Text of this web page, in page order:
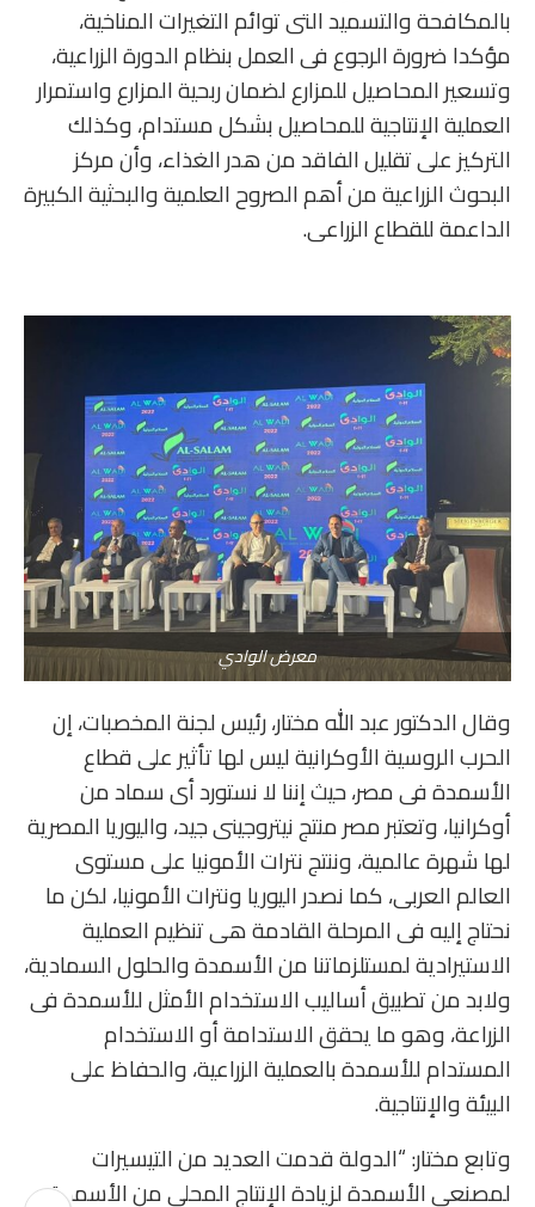
بالمكافحة والتسميد التى توائم التغيرات المناخية،
مؤكدا ضرورة الرجوع فى العمل بنظام الدورة الزراعية،
وتسعير المحاصيل للمزارع لضمان ربحية المزارع واستمرار
العملية الإنتاجية للمحاصيل بشكل مستدام، وكذلك
التركيز على تقليل الفاقد من هدر الغذاء، وأن مركز
البحوث الزراعية من أهم الصروح العلمية والبحثية الكبيرة
الداعمة للقطاع الزراعى.
معرض الوادي
وقال الدكتور عبد الله مختار، رئيس لجنة المخصبات، إن
الحرب الروسية الأوكرانية ليس لها تأثير على قطاع
الأسمدة فى مصر، حيث إننا لا نستورد أى سماد من
أوكرانيا، وتعتبر مصر منتج نيتروجينى جيد، واليوريا المصرية
لها شهرة عالمية، وننتج نترات الأمونيا على مستوى
العالم العربى، كما نصدر اليوريا ونترات الأمونيا، لكن ما
نحتاج إليه فى المرحلة القادمة هى تنظيم العملية
الاستيرادية لمستلزماتنا من الأسمدة والحلول السمادية،
ولابد من تطبيق أساليب الاستخدام الأمثل للأسمدة فى
الزراعة، وهو ما يحقق الاستدامة أو الاستخدام
المستدام للأسمدة بالعملية الزراعية، والحفاظ على
البيئة والإنتاجية.
وتابع مختار: “الدولة قدمت العديد من التيسيرات
لمصنعى الأسمدة لزيادة الإنتاج المحلى من الأسمدة،